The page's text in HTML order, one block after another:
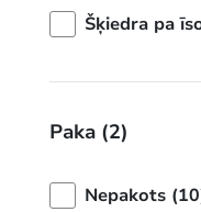
Šķiedra pa
Paka (2)
Nepakots